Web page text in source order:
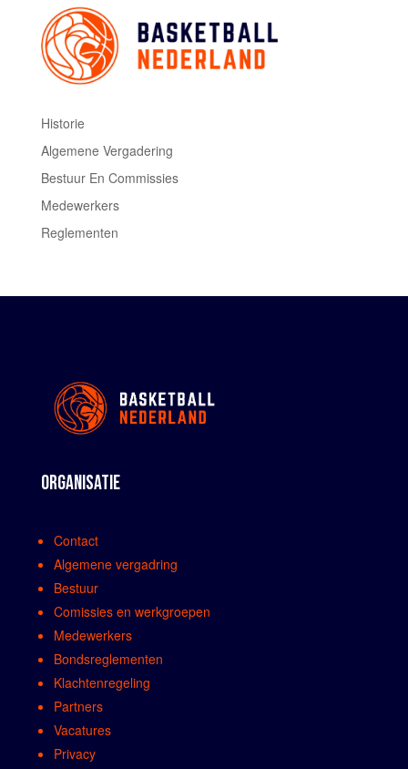
Historie
Algemene Vergadering
Bestuur En Commissies
Medewerkers
Reglementen
ORGANISATIE
Contact
Algemene vergadring
Bestuur
Comissies en werkgroepen
Medewerkers
Bondsreglementen
Klachtenregeling
Partners
Vacatures
Privacy